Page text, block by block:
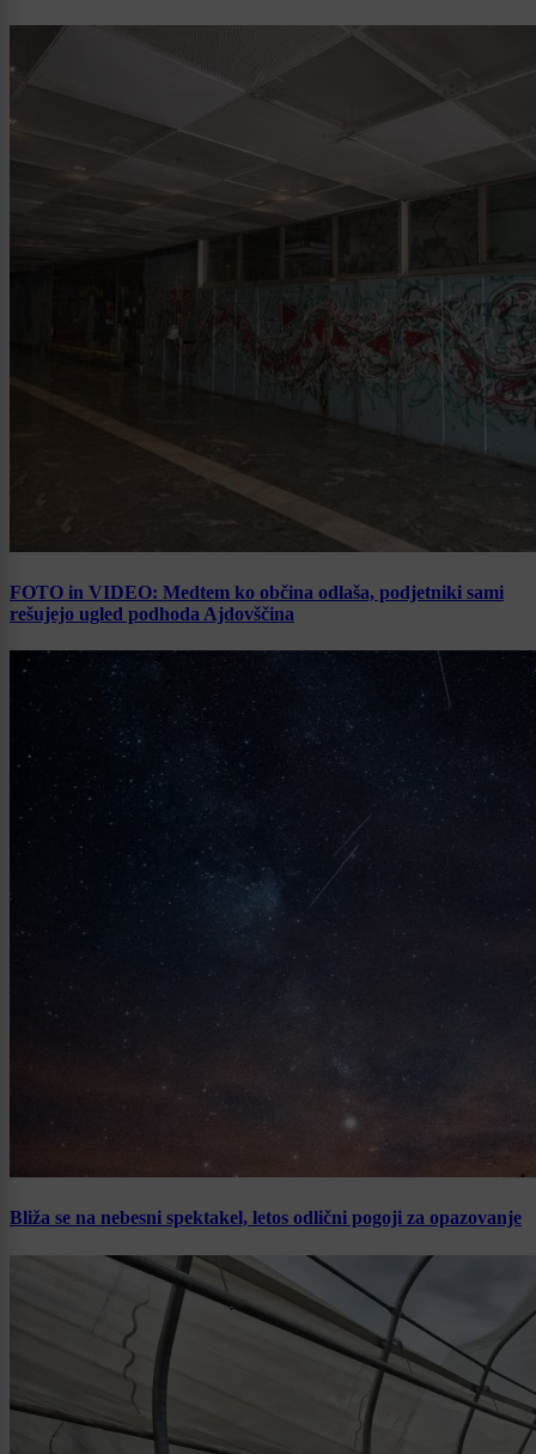
FOTO in VIDEO: Medtem ko občina odlaša, podjetniki sami
rešujejo ugled podhoda Ajdovščina
Bliža se na nebesni spektakel, letos odlični pogoji za opazovanje